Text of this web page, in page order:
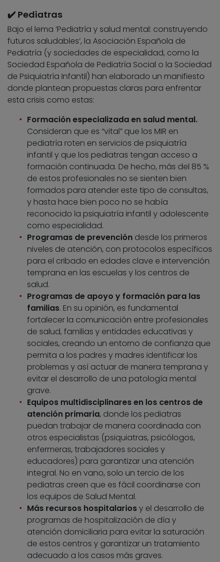
✔️ Pediatras
Bajo el lema ‘Pediatría y salud mental: construyendo
futuros saludables’, la Asociación Española de
Pediatría (y sociedades de especialidad, como la
Sociedad Española de Pediatría Social o la Sociedad
de Psiquiatría Infantil) han elaborado un manifiesto
donde plantean propuestas claras para enfrentar
esta crisis como estas:
Formación especializada en salud mental.
Consideran que es “vital” que los MIR en
pediatría roten en servicios de psiquiatría
infantil y que los pediatras tengan acceso a
formación continuada. De hecho, más del 85 %
de estos profesionales no se sienten bien
formados para atender este tipo de consultas,
y hasta hace bien poco no se había
reconocido la psiquiatría infantil y adolescente
como especialidad.
Programas de prevención desde los primeros
niveles de atención, con protocolos específicos
para el cribado en edades clave e intervención
temprana en las escuelas y los centros de
salud.
Programas de apoyo y formación para las
familias. En su opinión, es fundamental
fortalecer la comunicación entre profesionales
de salud, familias y entidades educativas y
sociales, creando un entorno de confianza que
permita a los padres y madres identificar los
problemas y así actuar de manera temprana y
evitar el desarrollo de una patología mental
grave.
Equipos multidisciplinares en los centros de
atención primaria, donde los pediatras
puedan trabajar de manera coordinada con
otros especialistas (psiquiatras, psicólogos,
enfermeras, trabajadores sociales y
educadores) para garantizar una atención
integral. No en vano, solo un tercio de los
pediatras creen que es fácil coordinarse con
los equipos de Salud Mental.
Más recursos hospitalariosy el desarrollo de
programas de hospitalización de día y
atención domiciliaria para evitar la saturación
de estos centros y garantizar un tratamiento
adecuado a los casos más graves.